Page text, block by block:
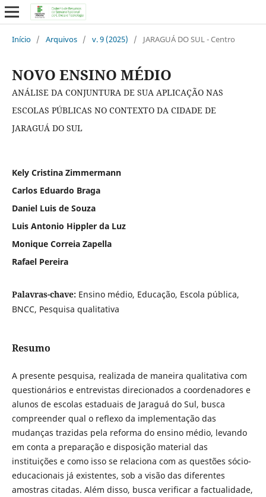
Início / Arquivos / v. 9 (2025) / JARAGUÁ DO SUL - Centro
NOVO ENSINO MÉDIO
ANÁLISE DA CONJUNTURA DE SUA APLICAÇÃO NAS
ESCOLAS PÚBLICAS NO CONTEXTO DA CIDADE DE
JARAGUÁ DO SUL
Kely Cristina Zimmermann
Carlos Eduardo Braga
Daniel Luis de Souza
Luis Antonio Hippler da Luz
Monique Correia Zapella
Rafael Pereira
Palavras-chave: Ensino médio, Educação, Escola pública,
BNCC, Pesquisa qualitativa
Resumo
A presente pesquisa, realizada de maneira qualitativa com
questionários e entrevistas direcionados a coordenadores e
alunos de escolas estaduais de Jaraguá do Sul, busca
compreender qual o reflexo da implementação das
mudanças trazidas pela reforma do ensino médio, levando
em conta a preparação e disposição material das
instituições e como isso se relaciona com as questões sócio-
educacionais já existentes, sob a visão das diferentes
amostras citadas. Além disso, busca verificar a factualidade,